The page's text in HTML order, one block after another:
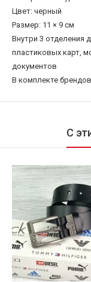
Цвет: черный
Размер: 11 × 9 см
Внутри 3 отделения
пластиковых карт,
документов
В комплекте
С